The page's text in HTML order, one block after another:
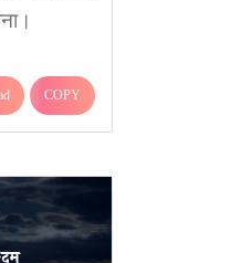
COPY